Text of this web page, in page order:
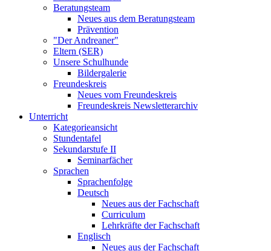
Beratungsteam
Neues aus dem Beratungsteam
Prävention
"Der Andreaner"
Eltern (SER)
Unsere Schulhunde
Bildergalerie
Freundeskreis
Neues vom Freundeskreis
Freundeskreis Newsletterarchiv
Unterricht
Kategorieansicht
Stundentafel
Sekundarstufe II
Seminarfächer
Sprachen
Sprachenfolge
Deutsch
Neues aus der Fachschaft
Curriculum
Lehrkräfte der Fachschaft
Englisch
Neues aus der Fachschaft